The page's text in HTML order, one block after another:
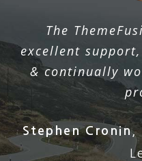
The
excellent
& continually
Stephen Cronin,